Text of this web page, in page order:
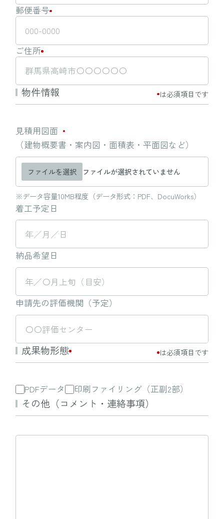
郵便番号
ご住所
物件情報 は必須項目です
見積用図面
（建物概要書・案内図・面積表・平面図など）
ファイルを選択 ファイルが選択されていません
※データ容量10MB程度（データ形式：PDF、DocuWorks）
着工予定日
納品希望日
申請先の評価機関（予定）
成果物形態 は必須項目です
PDFデータ 印刷ファイリング（正副2部）
その他（コメント・連絡事項）